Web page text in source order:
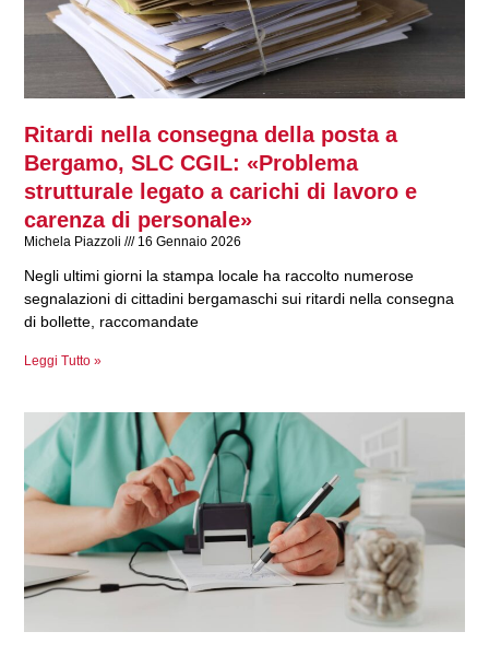
Ritardi nella consegna della posta a
Bergamo, SLC CGIL: «Problema
strutturale legato a carichi di lavoro e
carenza di personale»
Michela Piazzoli 16 Gennaio 2026
Negli ultimi giorni la stampa locale ha raccolto numerose
segnalazioni di cittadini bergamaschi sui ritardi nella consegna
di bollette, raccomandate
Leggi Tutto »
n
a
n
a
n
a
n
a
n
a
n
a
n
a